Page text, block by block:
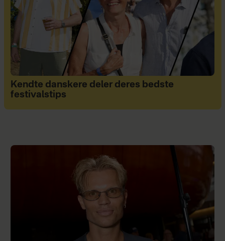
Kendte danskere deler deres bedste
festivalstips